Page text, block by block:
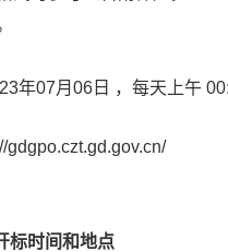
年07月06日 ，每天上午
gdgpo.czt.gd.gov.cn/
标时间和地点